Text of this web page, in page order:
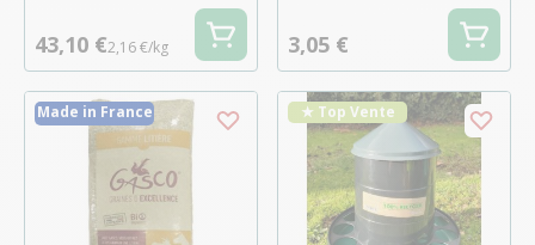
43,10 €2,16 €/kg 3,05 €
Made in France ★ Top Vente